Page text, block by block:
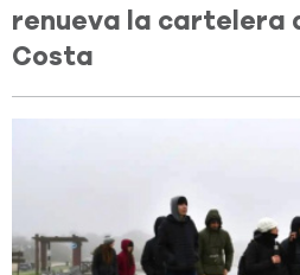
renueva la cartelera
Costa